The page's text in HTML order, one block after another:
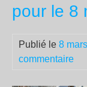
pour le 8
Publié le 8
commentaire